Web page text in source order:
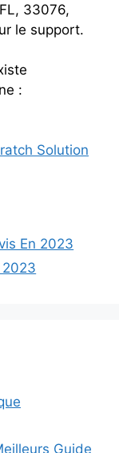
33076,
le support.
:
Solution
En 2023
2023
Guide